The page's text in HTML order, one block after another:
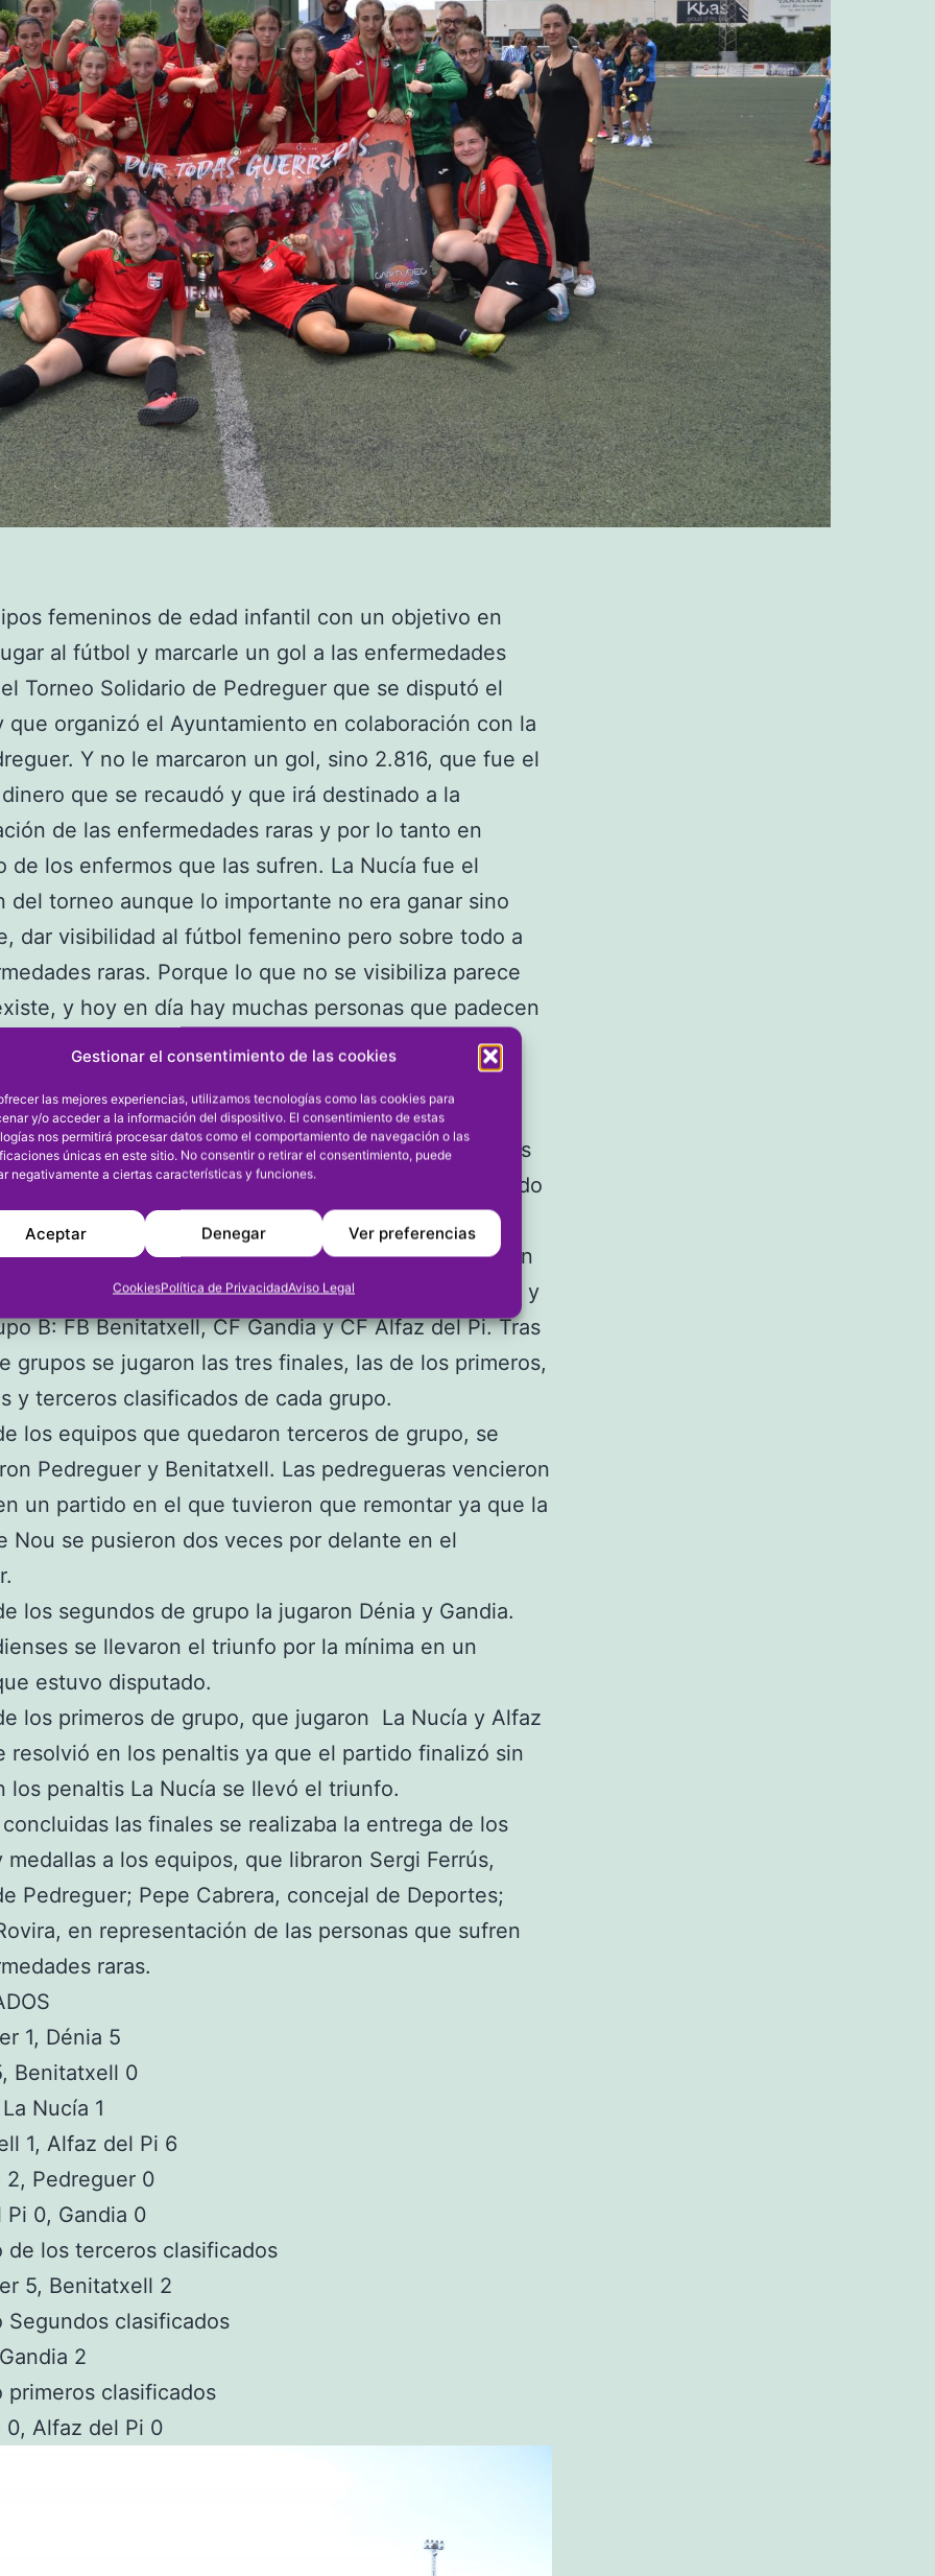
Gestionar el consentimiento de las cookies
las mejores experiencias, utilizamos tecnologías como las cookies para
y/o acceder a la información del dispositivo. El consentimiento de estas
nos permitirá procesar datos como el comportamiento de navegación o las
únicas en este sitio. No consentir o retirar el consentimiento, puede
negativamente a ciertas características y funciones.
Aceptar Denegar Ver preferencias
CookiesPolítica de PrivacidadAviso Legal
femeninos de edad infantil con un objetivo en
al fútbol y marcarle un gol a las enfermedades
Torneo Solidario de Pedreguer que se disputó el
que organizó el Ayuntamiento en colaboración con la
Y no le marcaron un gol, sino 2.816, que fue el
que se recaudó y que irá destinado a la
de las enfermedades raras y por lo tanto en
de los enfermos que las sufren. La Nucía fue el
del torneo aunque lo importante no era ganar sino
dar visibilidad al fútbol femenino pero sobre todo a
raras. Porque lo que no se visibiliza parece
y hoy en día hay muchas personas que padecen
raras. Por eso, un grupo de personas de la
que las sufren o tienen familiares que las padecen,
encargadas de recaudar el dinero para donarlo. Y
visibilidad, uno de eso enfermos uno de los niños
una enfermedad rara, Joel Vaquer, fue el encargado
el saque de honor en la final del torneo.
estuvieron divididos en dos grupo de tres. En
estaban: EMF Pedreguer, FB Dénia y CF La Nucía; y
B: FB Benitatxell, CF Gandia y CF Alfaz del Pi. Tras
grupos se jugaron las tres finales, las de los primeros,
y terceros clasificados de cada grupo.
los equipos que quedaron terceros de grupo, se
Pedreguer y Benitatxell. Las pedregueras vencieron
un partido en el que tuvieron que remontar ya que la
Nou se pusieron dos veces por delante en el
los segundos de grupo la jugaron Dénia y Gandia.
se llevaron el triunfo por la mínima en un
estuvo disputado.
los primeros de grupo, que jugaron La Nucía y Alfaz
resolvió en los penaltis ya que el partido finalizó sin
los penaltis La Nucía se llevó el triunfo.
las finales se realizaba la entrega de los
a los equipos, que libraron Sergi Ferrús,
Pedreguer; Pepe Cabrera, concejal de Deportes;
en representación de las personas que sufren
raras.
1, Dénia 5
Benitatxell 0
Nucía 1
1, Alfaz del Pi 6
2, Pedreguer 0
Pi 0, Gandia 0
de los terceros clasificados
5, Benitatxell 2
Segundos clasificados
2
primeros clasificados
0, Alfaz del Pi 0